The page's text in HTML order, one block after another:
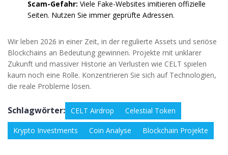
Scam-Gefahr: Viele Fake-Websites imitieren offizielle
Seiten. Nutzen Sie immer geprüfte Adressen.
Wir leben 2026 in einer Zeit, in der regulierte Assets und seriöse
Blockchains an Bedeutung gewinnen. Projekte mit unklarer
Zukunft und massiver Historie an Verlusten wie CELT spielen
kaum noch eine Rolle. Konzentrieren Sie sich auf Technologien,
die reale Probleme lösen.
Schlagwörter: CELT Airdrop Celestial Token
Krypto Investments Coin Analyse Blockchain Projekte